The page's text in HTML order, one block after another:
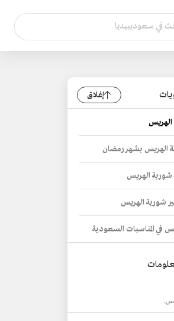
إغلاق
الهريس بشهر رمضان
الهريس
شوربة الهريس
في المناسبات السعودية